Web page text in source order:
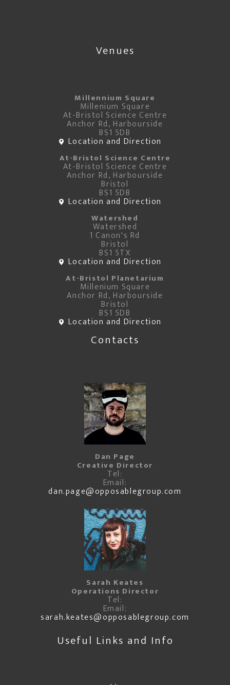
Venues
Millennium Square
Millenium Square
At-Bristol Science Centre
Anchor Rd, Harbourside
BS1 5DB
Location and Direction
At-Bristol Science Centre
At-Bristol Science Centre
Anchor Rd, Harbourside
Bristol
BS1 5DB
Location and Direction
Watershed
Watershed
1 Canon's Rd
Bristol
BS1 5TX
Location and Direction
At-Bristol Planetarium
Millenium Square
Anchor Rd, Harbourside
Bristol
BS1 5DB
Location and Direction
Contacts
Dan Page
Creative Director
Tel:
Email:
dan.page@opposablegroup.com
Sarah Keates
Operations Director
Tel:
Email:
sarah.keates@opposablegroup.com
Useful Links and Info